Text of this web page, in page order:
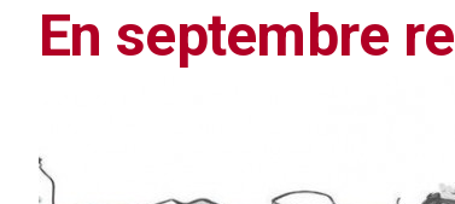
En septembre